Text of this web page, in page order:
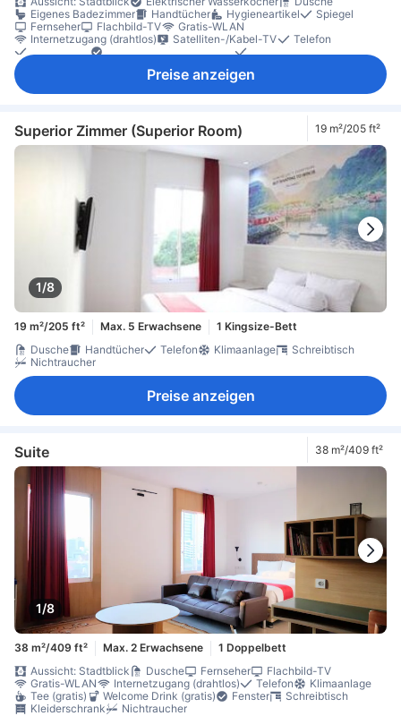
Eigenes Badezimmer
Handtücher Hygieneartikel
Spiegel
Fernseher
Flachbild-TV
Gratis-WLAN
Internetzugang (drahtlos)
Satelliten-/Kabel-TV
Telefon
Gratis-Wasser
Tee- und Kaffeezubereiter
Fenster Kamin
Zugang über Aufzug
Preise anzeigen
Superior Zimmer (Superior Room) 19 m²/205 ft²
1/8
19 m²/205 ft² Max. 5 Erwachsene
1 Kingsize-Bett
Dusche
Handtücher Telefon Klimaanlage
Schreibtisch
Nichtraucher
Preise anzeigen
Suite 38 m²/409 ft²
1/8
38 m²/409 ft² Max. 2 Erwachsene
1 Doppelbett
Aussicht: Stadtblick
Dusche Fernseher
Flachbild-TV
Gratis-WLAN
Internetzugang (drahtlos) Telefon
Klimaanlage
Tee (gratis)
Welcome Drink (gratis) Fenster
Schreibtisch
Kleiderschrank
Nichtraucher